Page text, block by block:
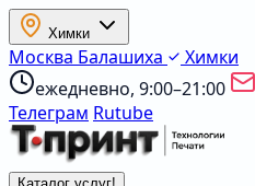
Химки
Москва Балашиха
Химки
ежедневно, 9:00–21:00
Телеграм Rutube